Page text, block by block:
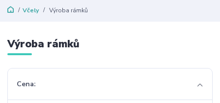
Včely Výroba rámků
Výroba rámků
Cena: